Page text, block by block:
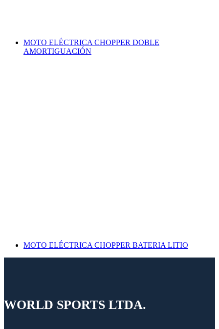
MOTO ELÉCTRICA CHOPPER DOBLE
AMORTIGUACIÓN
MOTO ELÉCTRICA CHOPPER BATERIA LITIO
WORLD SPORTS LTDA.